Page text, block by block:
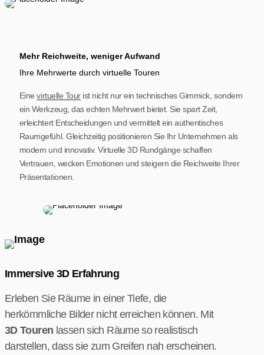
Mehr Reichweite, weniger Aufwand
Ihre Mehrwerte durch virtuelle Touren
Einevirtuelle Tourist nicht nur ein technisches Gimmick, sondern
ein Werkzeug, das echten Mehrwert bietet. Sie spart Zeit,
erleichtert Entscheidungen und vermittelt ein authentisches
Raumgefühl. Gleichzeitig positionieren Sie Ihr Unternehmen als
modern und innovativ. Virtuelle 3D Rundgänge schaffen
Vertrauen, wecken Emotionen und steigern die Reichweite Ihrer
Präsentationen.
Immersive 3D Erfahrung
Erleben Sie Räume in einer Tiefe, die
herkömmliche Bilder nicht erreichen können. Mit
3D Touren lassen sich Räume so realistisch
darstellen, dass sie zum Greifen nah erscheinen.